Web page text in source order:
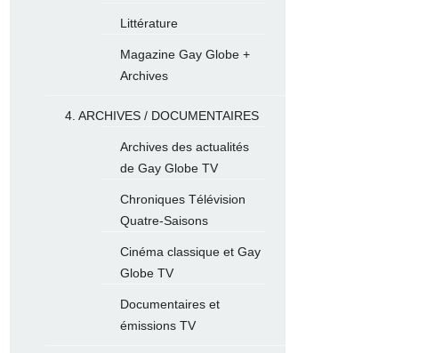
Littérature
Magazine Gay Globe +
Archives
4. ARCHIVES / DOCUMENTAIRES
Archives des actualités
de Gay Globe TV
Chroniques Télévision
Quatre-Saisons
Cinéma classique et Gay
Globe TV
Documentaires et
émissions TV